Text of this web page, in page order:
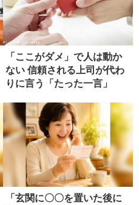
「ここがダメ」で人は動か
ない 信頼される上司が代わ
りに言う「たった一言」
「玄関に〇〇を置いた後に